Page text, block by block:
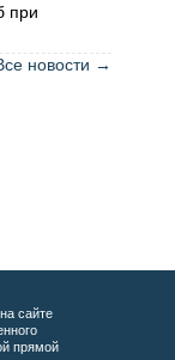
при
новости →
сайте
прямой